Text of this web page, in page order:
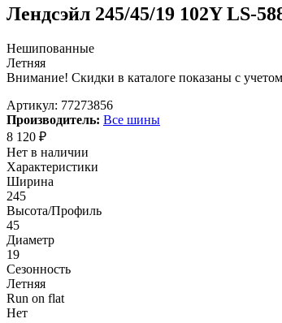
Лендсэйл 245/45/19 102Y LS-
Нешипованные
Летняя
Внимание! Скидки в каталоге показаны с
Артикул: 77273856
Производитель: Все шины
8 120 ₽
Нет в наличии
Характеристики
Ширина
245
Высота/Профиль
45
Диаметр
19
Сезонность
Летняя
Run on flat
Нет